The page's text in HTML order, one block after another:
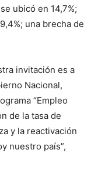
ubicó en 14,7%;
una brecha de
invitación es a
Nacional,
“Empleo
de la tasa de
y la reactivación
nuestro país”,